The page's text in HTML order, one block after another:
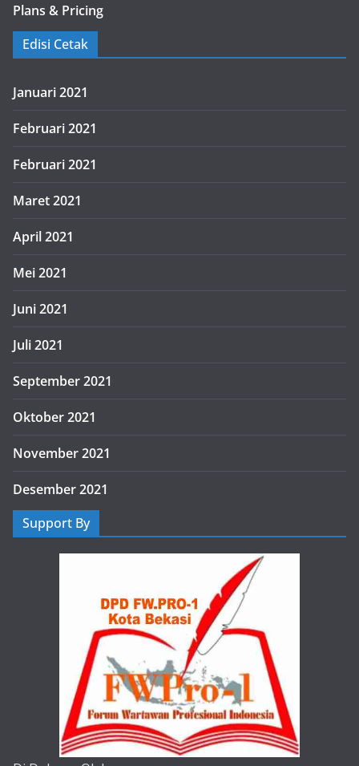
Plans & Pricing
Edisi Cetak
Januari 2021
Februari 2021
Februari 2021
Maret 2021
April 2021
Mei 2021
Juni 2021
Juli 2021
September 2021
Oktober 2021
November 2021
Desember 2021
Support By